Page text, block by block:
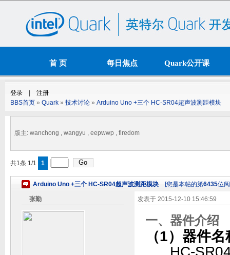
首 页 每日焦点 Quark公开课
资源下载
BBS首页» Quark» 技术讨论» Arduino Uno +三个 HC-SR04超声波测距模块
版主: wanchong , wangyu , eepwwp , firedom
共1条 1/1 1
Arduino Uno +三个 HC-SR04超声波测距模块[您是本帖的第6435位
张勤 发表于 2015-12-10 15:46:59
一、器件介绍
（1）器件
HC-SR04